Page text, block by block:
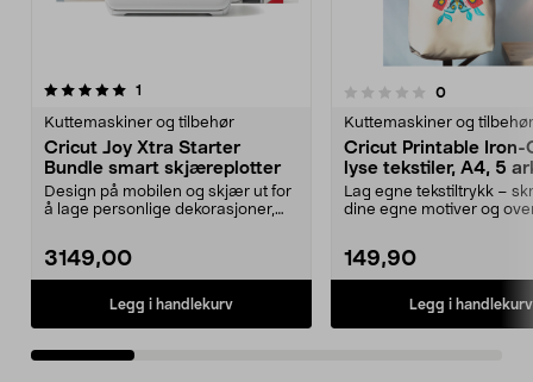
1
Kuttemaskiner og tilbehør
Cricut Joy Xtra Starter
Bundle smart skjæreplotter
Design på mobilen og skjær ut for
å lage personlige dekorasjoner,
3149,00
Legg i handlekurv
0.0 av 5 stjerner 0anmeldelser
Kuttemaskiner og tilbehør
Cricut Printable Iron-
lyse tekstiler, A4, 5
Lag egne tekstiltrykk –
dine egne motiver og
149,90
Legg i handlekurv
5.0 av 5 stjerner